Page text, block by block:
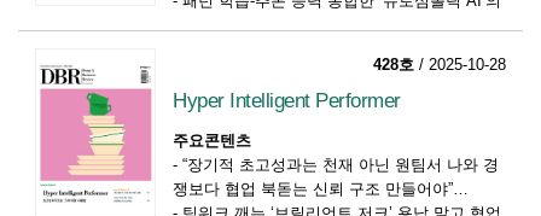
428호 / 2025-10-28
Hyper Intelligent Performer
주요콘텐츠
-“장기적 초고성과는 천재 아닌 원팀서 나와 경
쟁보다 협업 북돋는 신뢰 구조 만들어야”